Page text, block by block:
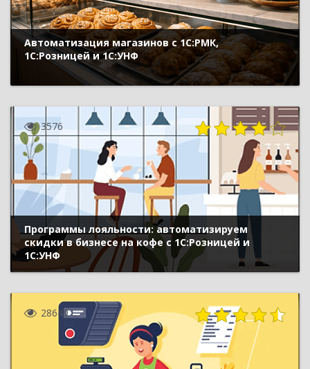
Автоматизация магазинов с 1С:РМК,
1С:Розницей и 1С:УНФ
3576
Программы лояльности: автоматизируем
скидки в бизнесе на кофе с 1С:Розницей и
1С:УНФ
28649